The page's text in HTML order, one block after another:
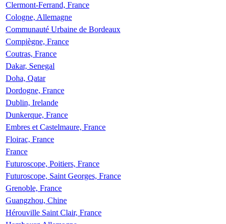
Clermont-Ferrand, France
Cologne, Allemagne
Communauté Urbaine de Bordeaux
Compiègne, France
Coutras, France
Dakar, Senegal
Doha, Qatar
Dordogne, France
Dublin, Irelande
Dunkerque, France
Embres et Castelmaure, France
Floirac, France
France
Futuroscope, Poitiers, France
Futuroscope, Saint Georges, France
Grenoble, France
Guangzhou, Chine
Hérouville Saint Clair, France